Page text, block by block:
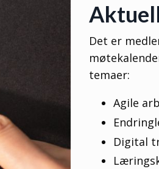
Det er
temaer:
Agile
Digital